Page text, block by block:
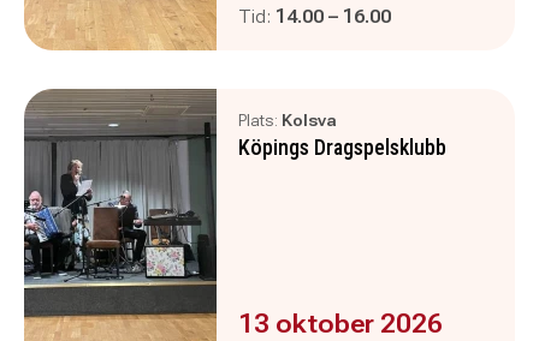
Tid: Pågår mellan
14.00 – och
16.00
Plats: Kolsva
Köpings Dragspelsklubb
Evenemanget är :
13 oktober 2026